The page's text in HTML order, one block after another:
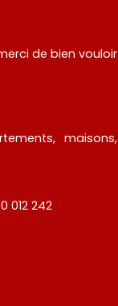
de bien vouloir
maisons,
012 242